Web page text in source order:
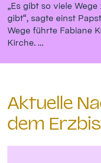
„Es gibt so viele
gibt“, sagte einst
Wege führte Fabiane
Kirche. ...
Aktuelle
dem